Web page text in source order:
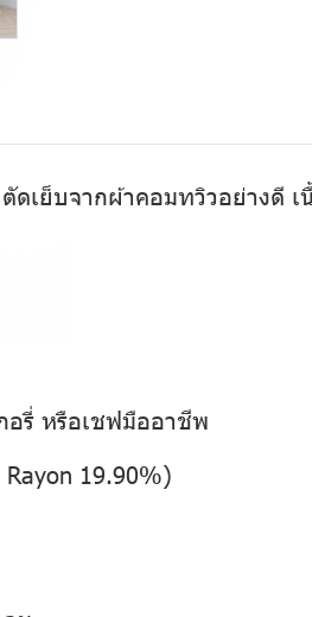
ดเย็บจากผ้าคอมทวิวอย่างดี
อรี่ หรือเชฟมืออาชีพ
19.90%)